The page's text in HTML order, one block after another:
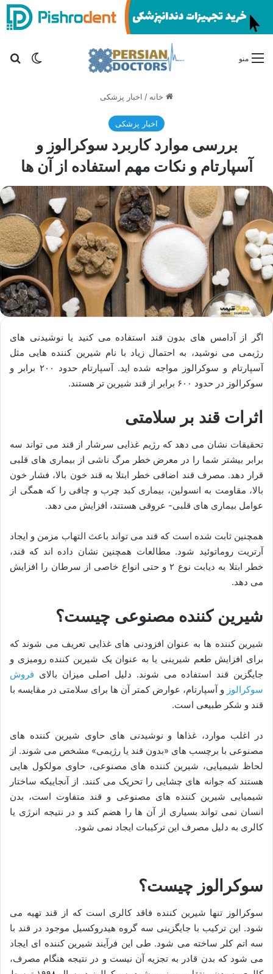
تغییر منو
خانه / اخبار پزشکی
اخبار پزشکی
بررسی موارد کاربرد سوکرالوز و
آسپارتام و نکات مهم استفاده از آن ها
اگر از آدامس های بدون قند استفاده می کنید یا نوشیدنی های
رژیمی می نوشید، به احتمال زیاد با نام شیرین کننده هایی مثل
آسپارتام و سوکرالوز مواجه شده اید. آسپارتام حدود ۲۰۰ برابر و
سوکرالوز در حدود ۶۰۰ برابر از قند شیرین تر هستند.
اثرات قند بر سلامتی
تحقیقات نشان می دهد که رژیم غذایی سرشار از قند می تواند سه
برابر بیشتر شما را در معرض خطر مرگ ناشی از بیماری های قلبی
قرار دهد. مصرف قند اضافی خطر ابتلا به قند خون بالا، فشار خون
بالا، مقاومت به انسولین، بیماری کبد چرب و چاقی را که همگی از
عوامل بیماری های قلبی- عروقی هستند، افزایش می دهد.
همچنین ثابت شده است که قند می تواند باعث التهاب مزمن و ایجاد
آرتریت روماتوئید شود. مطالعات همچنین نشان داده ‌اند که قند،
خطر ابتلا به دیابت نوع ۲ و حتی انواع خاصی از سرطان را افزایش
می‌ دهد.
شیرین کننده مصنوعی چیست؟
شیرین کننده ها به عنوان افزودنی های غذایی تعریف می شوند که
برای افزایش طعم شیرینی یا به عنوان یک شیرین کننده رومیزی و
جایگزین قند استفاده می شوند. دلیل اصلی میزان بالای فروش
سوکرالوز و آسپارتام، عوارض کمتر آن ها برای سلامتی در مقایسه با
قند و شکر طبیعی است.
در اغلب موارد، غذاها و نوشیدنی های حاوی شیرین کننده های
مصنوعی با برچسب های «بدون قند یا رژیمی» مشخص می شوند. از
لحاظ شیمیایی، شیرین‌ کننده‌ های مصنوعی، حاوی مولکول‌ هایی
هستند که جوانه‌ های چشایی را تحریک می کنند. از آنجاییکه ساختار
شیمیایی شیرین کننده های مصنوعی و قند متفاوت است، بدن
انسان نمی تواند بسیاری از آن ها را هضم کند و در نتیجه انرژی یا
کالری به دلیل مصرف این ترکیبات ایجاد نمی شود.
سوکرالوز چیست؟
سوکرالوز تنها شیرین کننده فاقد کالری است که از قند تهیه می
شود. این ترکیب با جایگزینی سه گروه هیدروکسیل موجود در قند با
سه اتم کلر ساخته می شود. طی این فرآیند شیرین کننده ای ایجاد
می شود که بدن قادر به تجزیه آن نیست و در نتیجه هنگام مصرف،